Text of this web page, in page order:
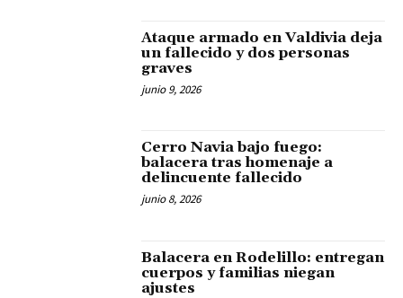
Ataque armado en Valdivia deja
un fallecido y dos personas
graves
junio 9, 2026
Cerro Navia bajo fuego:
balacera tras homenaje a
delincuente fallecido
junio 8, 2026
Balacera en Rodelillo: entregan
cuerpos y familias niegan
ajustes